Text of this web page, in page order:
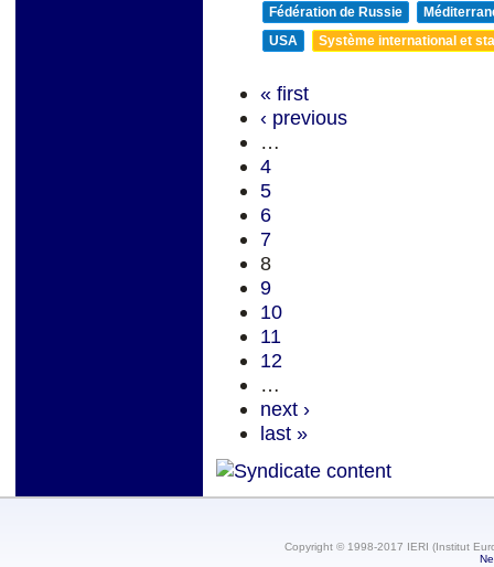
Fédération de Russie
USA
Système international et
« first
‹ previous
…
4
5
6
7
8
9
10
11
12
…
next ›
last »
Copyright © 1998-2017 IERI (Institut